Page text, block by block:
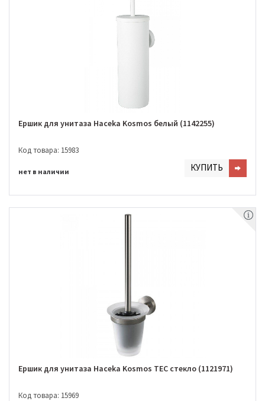
Ершик для унитаза Haceka Kosmos белый (1142255)
Код товара: 15983
нет в наличии КУПИТЬ
Ершик для унитаза Haceka Kosmos TEC стекло (1121971)
Код товара: 15969